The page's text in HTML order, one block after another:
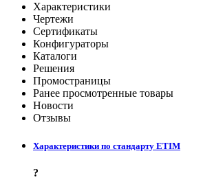
Характеристики
Чертежи
Сертификаты
Конфигураторы
Каталоги
Решения
Промостраницы
Ранее просмотренные товары
Новости
Отзывы
Характеристики по стандарту ETIM
?